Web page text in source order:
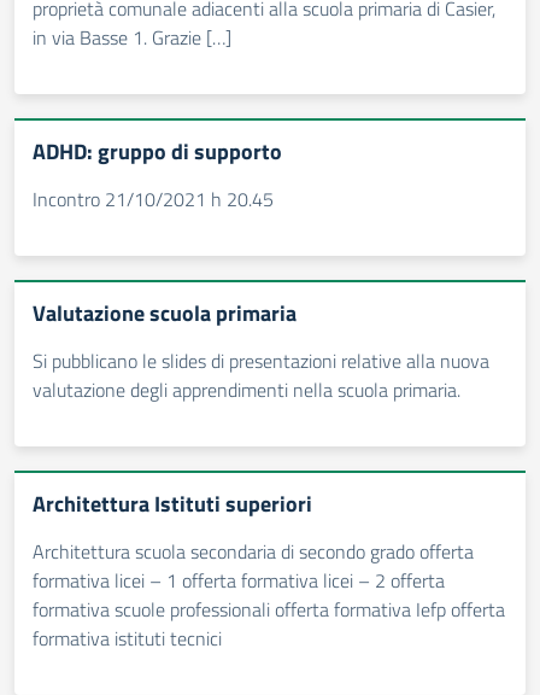
proprietà comunale adiacenti alla scuola primaria di Casier,
in via Basse 1. Grazie […]
ADHD: gruppo di supporto
Incontro 21/10/2021 h 20.45
Valutazione scuola primaria
Si pubblicano le slides di presentazioni relative alla nuova
valutazione degli apprendimenti nella scuola primaria.
Architettura Istituti superiori
Architettura scuola secondaria di secondo grado offerta
formativa licei – 1 offerta formativa licei – 2 offerta
formativa scuole professionali offerta formativa Iefp offerta
formativa istituti tecnici